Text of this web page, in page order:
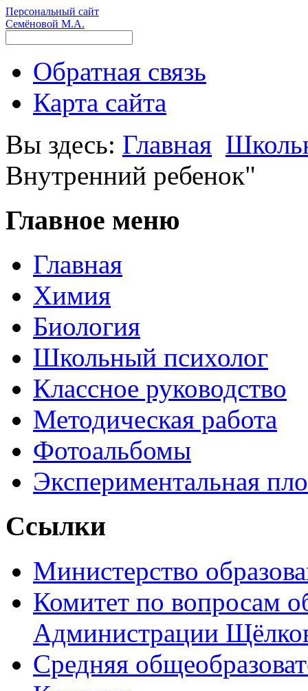
Персональный сайт
Семёновой М.А.
Обратная связь
Карта сайта
Вы здесь: Главная
Внутренний ребенок"
Главное меню
Главная
Химия
Биология
Школьный психолог
Классное руководство
Методическая работа
Фотоальбомы
Экспериментальная
Ссылки
Министерство
Комитет по вопросам
Администрации
Средняя